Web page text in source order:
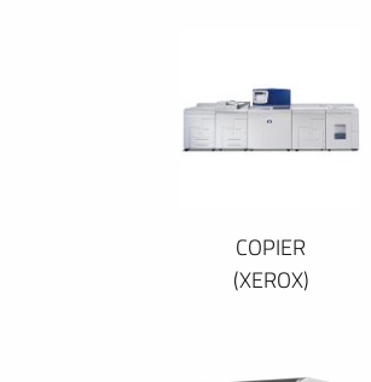
COPIER
(XEROX)